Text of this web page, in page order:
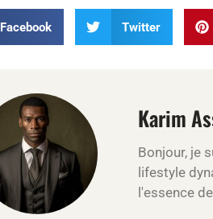
Facebook Twitter
Karim
Bonjour, je
lifestyle
l'essence